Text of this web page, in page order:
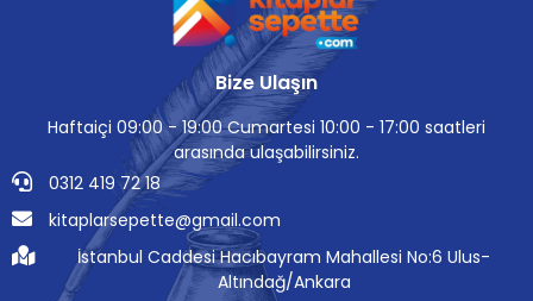
Bize Ulaşın
Haftaiçi 09:00 - 19:00 Cumartesi 10:00 - 17:00 saatleri
arasında ulaşabilirsiniz.
0312 419 72 18
kitaplarsepette@gmail.com
İstanbul Caddesi Hacıbayram Mahallesi No:6 Ulus-
Altındağ/Ankara